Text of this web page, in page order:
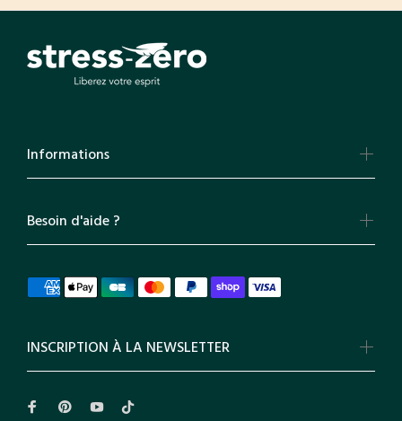
Informations
Besoin d'aide ?
INSCRIPTION À LA NEWSLETTER